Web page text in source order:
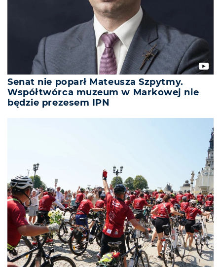
Senat nie poparł Mateusza Szpytmy.
Współtwórca muzeum w Markowej nie
będzie prezesem IPN